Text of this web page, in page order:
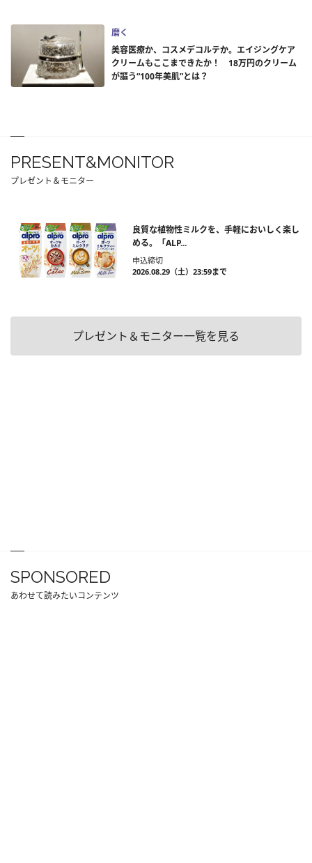
磨く
美容医療か、コスメデコルテか。エイジングケア
クリームもここまできたか！ 18万円のクリーム
が謳う“100年美肌”とは？
PRESENT&MONITOR
プレゼント＆モニター
良質な植物性ミルクを、手軽においしく楽し
める。「ALP...
申込締切
2026.08.29（土）23:59まで
プレゼント＆モニター一覧を見る
SPONSORED
あわせて読みたいコンテンツ